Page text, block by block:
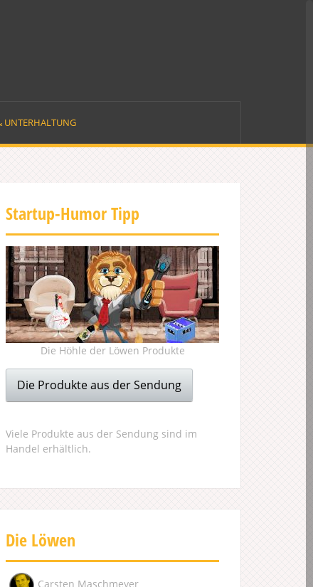
UNTERHALTUNG
Startup-Humor Tipp
Die Höhle der Löwen Produkte
Die Produkte aus der Sendung
Viele Produkte aus der Sendung sind im
Handel erhältlich.
Die Löwen
Carsten Maschmeyer